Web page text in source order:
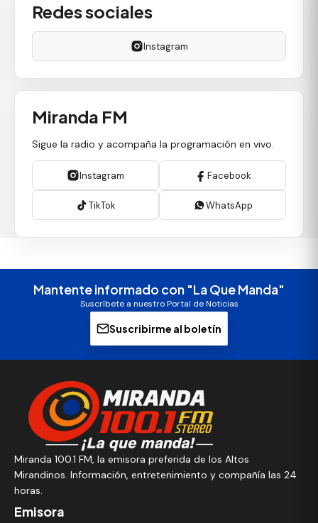
Redes sociales
Instagram
Miranda FM
Sigue la radio y acompaña la programación en vivo.
Instagram Facebook
TikTok WhatsApp
Mantente informado con "La Que Manda"
Suscríbete a nuestro Portal de Noticias
Suscribirme al boletín
Miranda 100.1 FM, la emisora preferida de los Altos
Mirandinos. Información, entretenimiento y compañía las 24
horas.
Emisora